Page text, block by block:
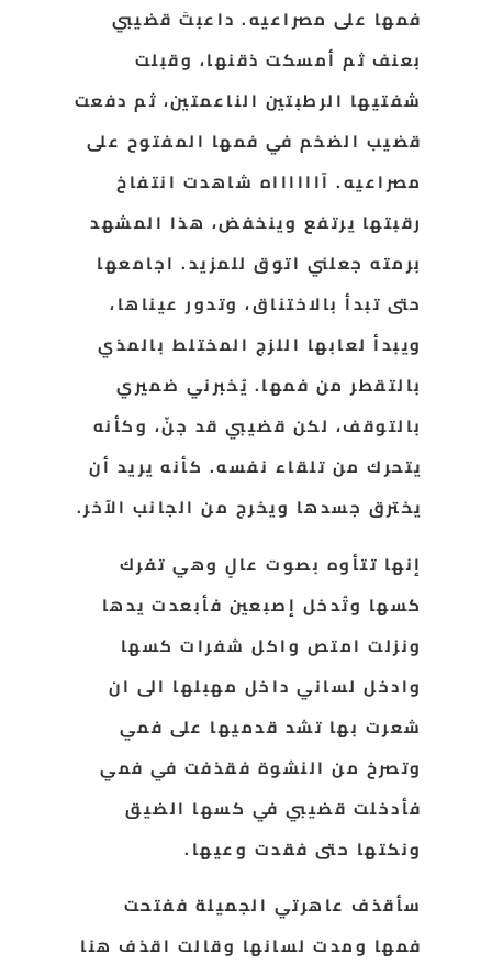
فمها على مصراعيه. داعبتَ قضيبي
بعنف ثم أمسكت ذقنها، وقبلت
شفتيها الرطبتين الناعمتين، ثم دفعت
قضيب الضخم في فمها المفتوح على
مصراعيه. آااااااه شاهدت انتفاخ
رقبتها يرتفع وينخفض، هذا المشهد
برمته جعلني اتوق للمزيد. اجامعها
حتى تبدأ بالاختناق، وتدور عيناها،
ويبدأ لعابها اللزج المختلط بالمذي
بالتقطر من فمها. يُخبرني ضميري
بالتوقف، لكن قضيبي قد جنّ، وكأنه
يتحرك من تلقاء نفسه. كأنه يريد أن
يخترق جسدها ويخرج من الجانب الآخر.
إنها تتأوه بصوت عالٍ وهي تفرك
كسها وتُدخل إصبعين فأبعدت يدها
ونزلت امتص واكل شفرات كسها
وادخل لساني داخل مهبلها الى ان
شعرت بها تشد قدميها على فمي
وتصرخ من النشوة فقذفت في فمي
فأدخلت قضيبي في كسها الضيق
ونكتها حتى فقدت وعيها.
سأقذف عاهرتي الجميلة ففتحت
فمها ومدت لسانها وقالت اقذف هنا